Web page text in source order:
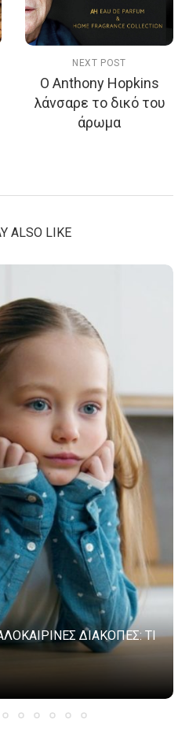
NEXT POST
O Anthony Hopkins
λάνσαρε το δικό του
άρωμα
ALSO LIKE
ΔΙΑΚΟΠΕΣ: ΤΙ